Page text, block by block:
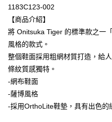
萊爾富取貨付款
每筆NT$80，滿NT$6,000(含以
付款後萊爾富取貨
每筆NT$80，滿NT$6,000(含以上
7-11取貨付款
1183C123-002
【商品介紹】
將 Onitsuka Tiger 的標準款之一
風格的款式。
整個鞋面採用粗網材質打造，給
條紋質感獨特。
-網布鞋面
-薩博風格
-採用OrthoLite鞋墊，具有出色的